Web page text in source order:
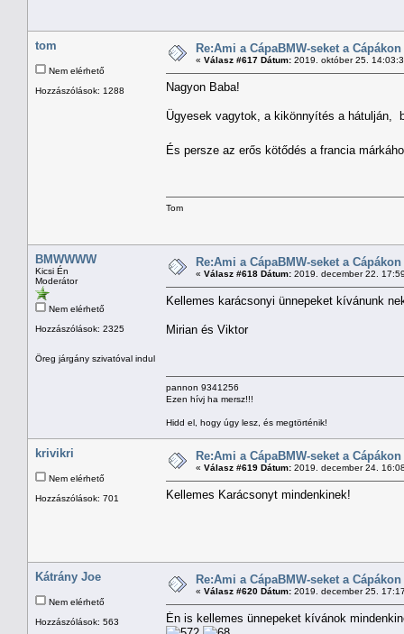
tom
Nem elérhető
Hozzászólások: 1288
Re:Ami a CápaBMW-seket a
« Válasz #617 Dátum: 2019. október 25.
Nagyon Baba!
Ügyesek vagytok, a kikönnyítés a hátulján,
És persze az erős kötődés a francia
Tom
BMWWWW
Kicsi Én
Moderátor
Nem elérhető
Hozzászólások: 2325
Öreg járgány szivatóval indul
Re:Ami a CápaBMW-seket a
« Válasz #618 Dátum: 2019. december 22.
Kellemes karácsonyi ünnepeket kívánunk
Mirian és Viktor
pannon 9341256
Ezen hívj ha mersz!!!
Hidd el, hogy úgy lesz, és megtörténik!
krivikri
Nem elérhető
Hozzászólások: 701
Re:Ami a CápaBMW-seket a
« Válasz #619 Dátum: 2019. december 24.
Kellemes Karácsonyt mindenkinek!
Kátrány Joe
Nem elérhető
Hozzászólások: 563
Re:Ami a CápaBMW-seket a
« Válasz #620 Dátum: 2019. december 25.
Én is kellemes ünnepeket kívánok